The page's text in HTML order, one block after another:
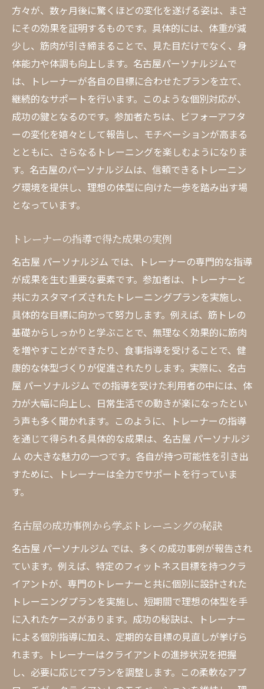
パーソナルジムで持続的なモチベーション
を得る秘策
トレーナーと共にモチベーションを維持す
るコツ
名古屋 ジム でのトレーニングを楽しむポイ
ント
モチベーションを保ちながら理想の体型を
目指す
パーソナルジムで成功するためのモチベー
ション維持法
方々が、数ヶ月後に驚くほどの変化を遂げる姿は、まさ
にその効果を証明するものです。具体的には、体重が減
少し、筋肉が引き締まることで、見た目だけでなく、身
体能力や体調も向上します。名古屋パーソナルジムで
は、トレーナーが各自の目標に合わせたプランを立て、
継続的なサポートを行います。このような個別対応が、
成功の鍵となるのです。参加者たちは、ビフォーアフタ
ーの変化を嬉々として報告し、モチベーションが高まる
とともに、さらなるトレーニングを楽しむようになりま
す。名古屋のパーソナルジムは、信頼できるトレーニン
グ環境を提供し、理想の体型に向けた一歩を踏み出す場
となっています。
トレーナーの指導で得た成果の実例
名古屋 パーソナルジム では、トレーナーの専門的な指導
が成果を生む重要な要素です。参加者は、トレーナーと
共にカスタマイズされたトレーニングプランを実施し、
具体的な目標に向かって努力します。例えば、筋トレの
基礎からしっかりと学ぶことで、無理なく効果的に筋肉
を増やすことができたり、食事指導を受けることで、健
康的な体型づくりが促進されたりします。実際に、名古
屋 パーソナルジム での指導を受けた利用者の中には、体
力が大幅に向上し、日常生活での動きが楽になったとい
う声も多く聞かれます。このように、トレーナーの指導
を通じて得られる具体的な成果は、名古屋 パーソナルジ
ム の大きな魅力の一つです。各自が持つ可能性を引き出
すために、トレーナーは全力でサポートを行っていま
す。
名古屋の成功事例から学ぶトレーニングの秘訣
名古屋 パーソナルジム では、多くの成功事例が報告され
ています。例えば、特定のフィットネス目標を持つクラ
イアントが、専門のトレーナーと共に個別に設計された
トレーニングプランを実施し、短期間で理想の体型を手
に入れたケースがあります。成功の秘訣は、トレーナー
による個別指導に加え、定期的な目標の見直しが挙げら
れます。トレーナーはクライアントの進捗状況を把握
し、必要に応じてプランを調整します。この柔軟なアプ